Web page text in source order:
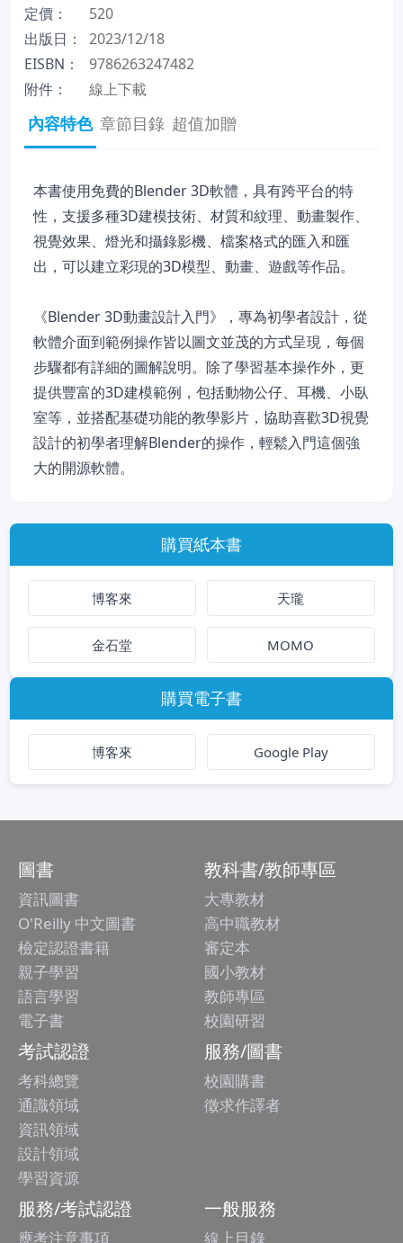
定價：
520
出版日：
2023/12/18
EISBN：
9786263247482
附件：
線上下載
內容特色 章節目錄 超值加贈
本書使用免費的Blender 3D軟體，具有跨平台的特
性，支援多種3D建模技術、材質和紋理、動畫製作、
視覺效果、燈光和攝錄影機、檔案格式的匯入和匯
出，可以建立彩現的3D模型、動畫、遊戲等作品。
《Blender 3D動畫設計入門》，專為初學者設計，從
軟體介面到範例操作皆以圖文並茂的方式呈現，每個
步驟都有詳細的圖解說明。除了學習基本操作外，更
提供豐富的3D建模範例，包括動物公仔、耳機、小臥
室等，並搭配基礎功能的教學影片，協助喜歡3D視覺
設計的初學者理解Blender的操作，輕鬆入門這個強
大的開源軟體。
購買紙本書
博客來 天瓏
金石堂 MOMO
購買電子書
博客來 Google Play
圖書
資訊圖書
O'Reilly 中文圖書
檢定認證書籍
親子學習
語言學習
電子書
教科書/教師專區
大專教材
高中職教材
審定本
國小教材
教師專區
校園研習
考試認證
考科總覽
通識領域
資訊領域
設計領域
學習資源
服務/圖書
校園購書
徵求作譯者
服務/考試認證
應考注意事項
一般服務
線上目錄